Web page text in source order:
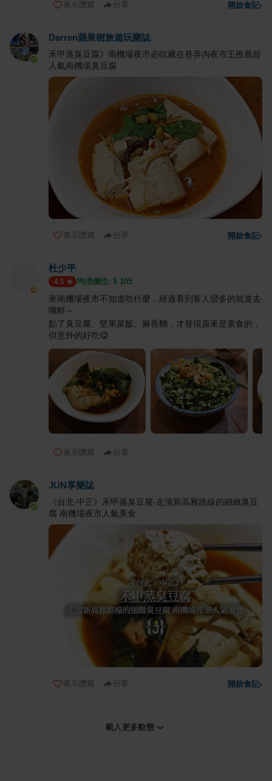
表示讚賞 分享 開啟食記›
Darren蘋果樹旅遊玩樂誌
禾甲蒸臭豆腐》南機場夜市必吃藏在巷弄內夜市王推薦超
人氣南機場臭豆腐
表示讚賞 分享 開啟食記›
杜少平
4.5 均消價位: $ 105
來南機場夜市不知道吃什麼，經過看到客人蠻多的就進去
嚐鮮～
點了臭豆腐、堅果菜飯、麻香麵，才發現原來是素食的，
但意外的好吃😋
表示讚賞 分享
JUN享樂誌
《台北‧中正》禾甲蒸臭豆腐-走清新高雅路線的細緻臭豆
腐 南機場夜市人氣美食
表示讚賞 分享 開啟食記›
載入更多動態